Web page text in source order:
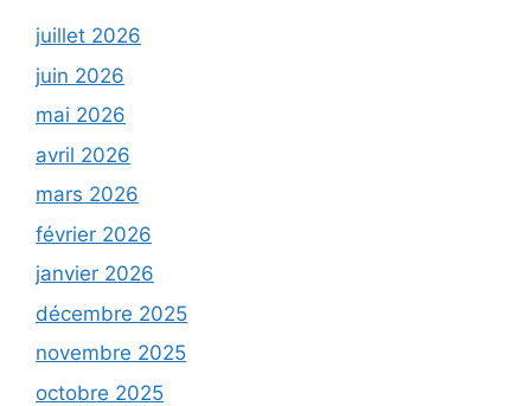
juillet 2026
juin 2026
mai 2026
avril 2026
mars 2026
février 2026
janvier 2026
décembre 2025
novembre 2025
octobre 2025